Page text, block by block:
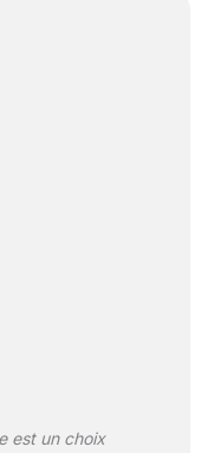
en
【Léger et
Trépied léger
carbone avec
inclus ne
de 50cm.
super portable
de transport
idéal pour le
voyage.
ajuster la
est un choix